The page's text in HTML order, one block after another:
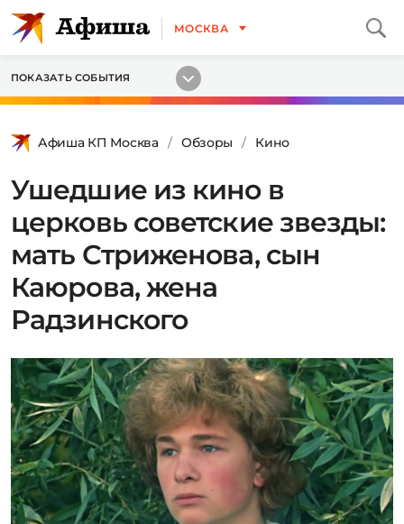
МОСКВА
ПОКАЗАТЬ СОБЫТИЯ
Афиша КП Москва Обзоры Кино
Ушедшие из кино в
церковь советские звезды:
мать Стриженова, сын
Каюрова, жена
Радзинского